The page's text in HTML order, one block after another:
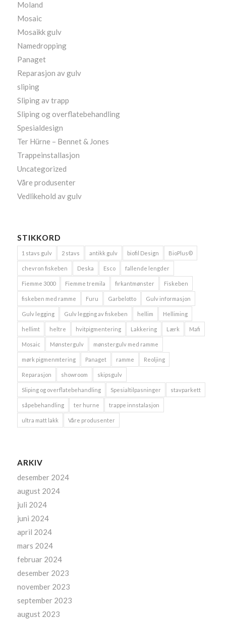
Moland
Mosaic
Mosaikk gulv
Namedropping
Panaget
Reparasjon av gulv
sliping
Sliping av trapp
Sliping og overflatebehandling
Spesialdesign
Ter Hürne – Bennet & Jones
Trappeinstallasjon
Uncategorized
Våre produsenter
Vedlikehold av gulv
STIKKORD
1 stavs gulv 2 stavs antikk gulv biofil Design BioPlus©
chevron fiskeben Deska Esco fallende lengder
Fiemme 3000 Fiemme tremila firkantmønster Fiskeben
fiskeben med ramme Furu Garbelotto Gulv informasjon
Gulv legging Gulv legging av fiskeben hellim Helliming
hellimt heltre hvitpigmentering Lakkering Lærk Mafi
Mosaic Mønstergulv mønstergulv med ramme
mørk pigmenmtering Panaget ramme Reoljing
Reparasjon showroom skipsgulv
Sliping og overflatebehandling Spesialtilpasninger stavparkett
såpebehandling ter hurne trappe innstalasjon
ultra matt lakk Våre produsenter
ARKIV
desember 2024
august 2024
juli 2024
juni 2024
april 2024
mars 2024
februar 2024
desember 2023
november 2023
september 2023
august 2023